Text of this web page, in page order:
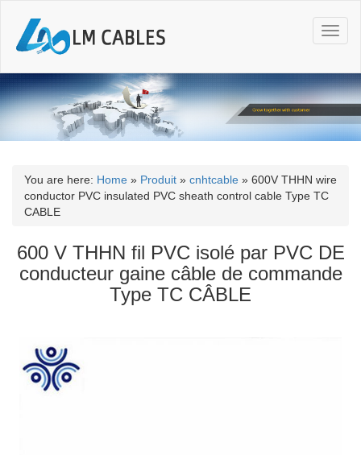
T
o
g
l
n
a
i
o
n
You are here: Home » Produit » cnhtcable » 600V THHN wire
conductor PVC insulated PVC sheath control cable Type TC
CABLE
600 V THHN fil PVC isolé par PVC DE
conducteur gaine câble de commande
Type TC CÂBLE